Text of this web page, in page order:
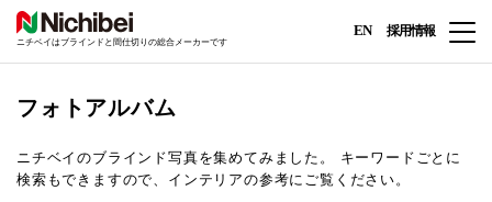
ニチベイはブラインドと間仕切りの総合メーカーです
EN 採用情報
フォトアルバム
ニチベイのブラインド写真を集めてみました。
キーワードごとに
検索もできますので、インテリアの参考にご覧ください。